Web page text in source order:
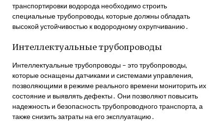
транспортировки водорода необходимо строить
специальные трубопроводы, которые должны обладать
высокой устойчивостью к водородному охрупчиванию․
Интеллектуальные трубопроводы
Интеллектуальные трубопроводы – это трубопроводы,
которые оснащены датчиками и системами управления,
позволяющими в режиме реального времени мониторить их
состояние и выявлять дефекты․ Они позволяют повысить
надежность и безопасность трубопроводного транспорта, а
также снизить затраты на его эксплуатацию․